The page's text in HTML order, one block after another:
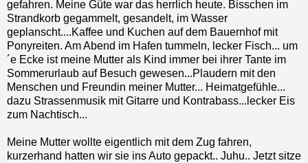
gefahren. Meine Güte war das herrlich heute. Bisschen im
Strandkorb gegammelt, gesandelt, im Wasser
geplanscht....Kaffee und Kuchen auf dem Bauernhof mit
Ponyreiten. Am Abend im Hafen tummeln, lecker Fisch... um
´e Ecke ist meine Mutter als Kind immer bei ihrer Tante im
Sommerurlaub auf Besuch gewesen...Plaudern mit den
Menschen und Freundin meiner Mutter... Heimatgefühle...
dazu Strassenmusik mit Gitarre und Kontrabass...lecker Eis
zum Nachtisch...
Meine Mutter wollte eigentlich mit dem Zug fahren,
kurzerhand hatten wir sie ins Auto gepackt.. Juhu.. Jetzt sitze